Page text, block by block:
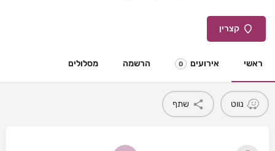
קצרין
ראשי אירועים 0 הרשמה מסלולים
נווט שתף